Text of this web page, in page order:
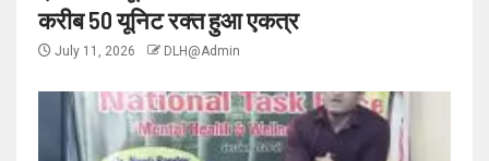
करीब 50 यूनिट रक्त हुआ एकत्र
July 11, 2026 DLH@Admin